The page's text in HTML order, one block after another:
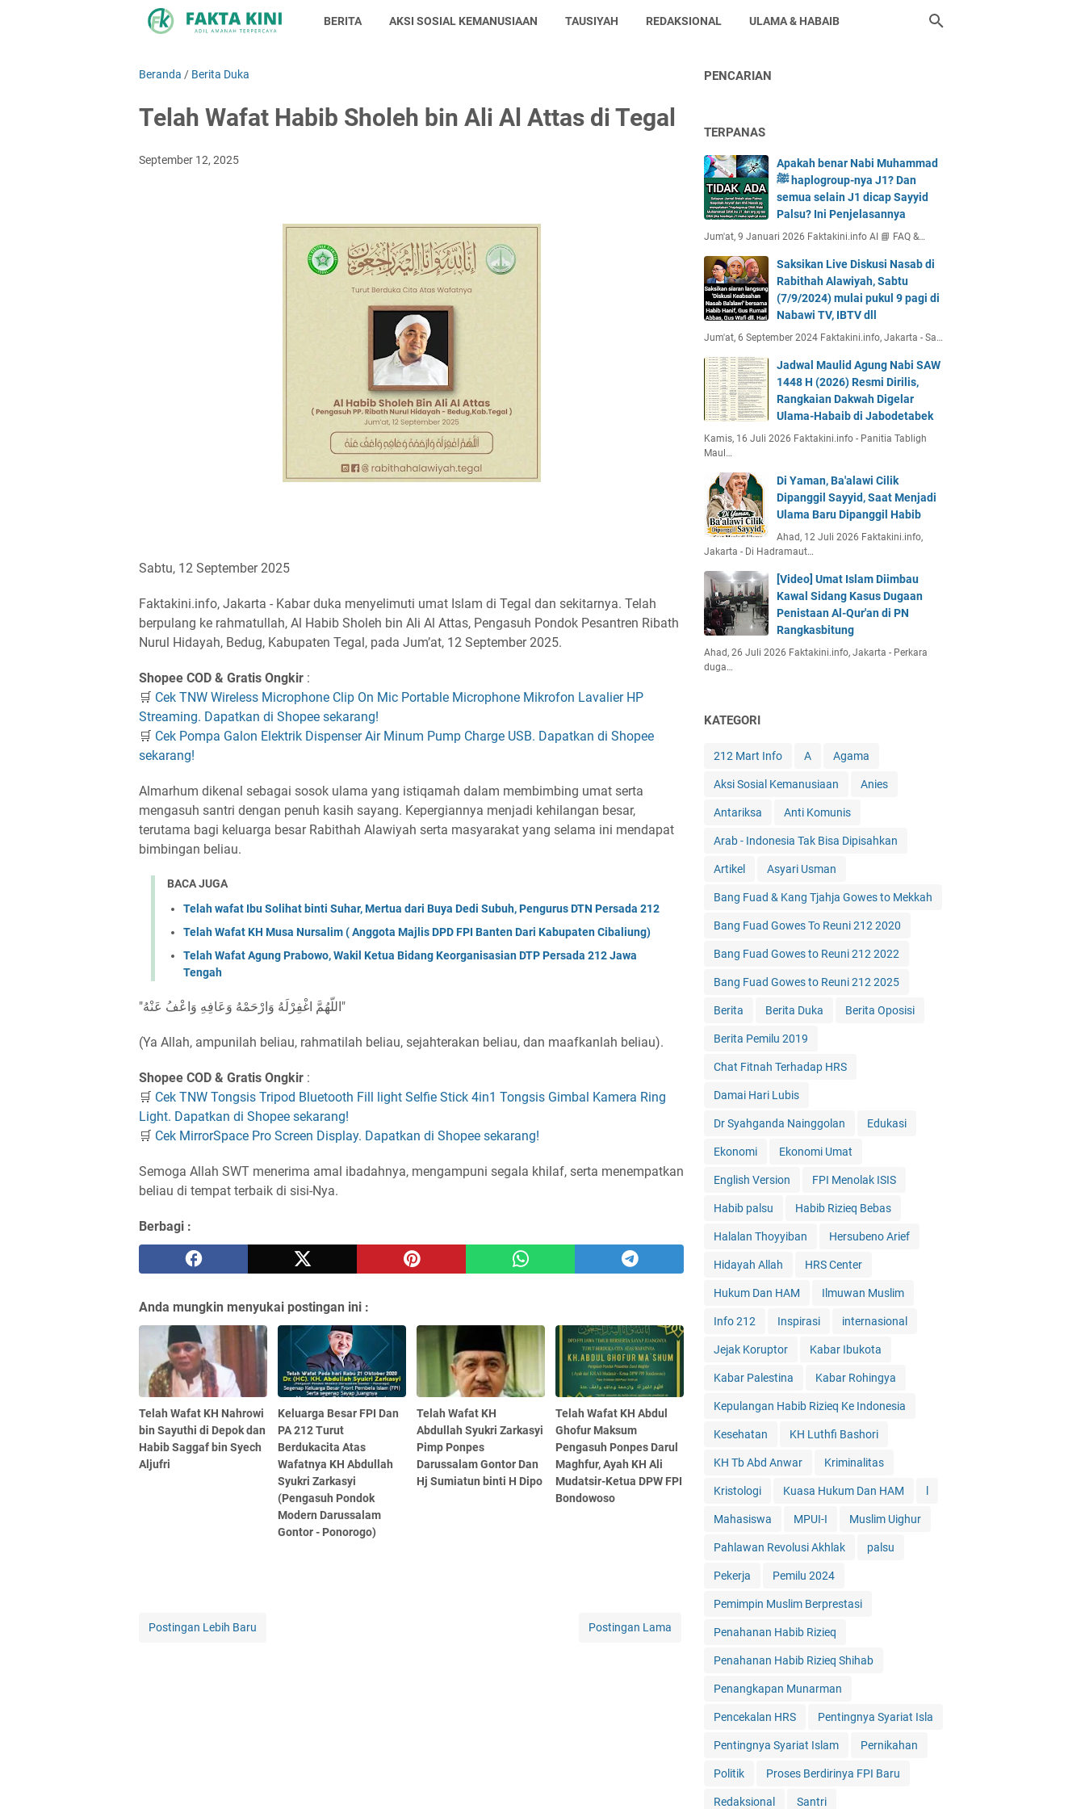
BERITA AKSI SOSIAL KEMANUSIAAN TAUSIYAH REDAKSIONAL ULAMA & HABAIB
Beranda / Berita Duka
Telah Wafat Habib Sholeh bin Ali Al Attas di Tegal
September 12, 2025
Sabtu, 12 September 2025
Faktakini.info, Jakarta - Kabar duka menyelimuti umat Islam di Tegal dan sekitarnya. Telah
berpulang ke rahmatullah, Al Habib Sholeh bin Ali Al Attas, Pengasuh Pondok Pesantren Ribath
Nurul Hidayah, Bedug, Kabupaten Tegal, pada Jum’at, 12 September 2025.
Shopee COD & Gratis Ongkir :
🛒 Cek TNW Wireless Microphone Clip On Mic Portable Microphone Mikrofon Lavalier HP
Streaming. Dapatkan di Shopee sekarang!
🛒 Cek Pompa Galon Elektrik Dispenser Air Minum Pump Charge USB. Dapatkan di Shopee
sekarang!
Almarhum dikenal sebagai sosok ulama yang istiqamah dalam membimbing umat serta
mengasuh santri dengan penuh kasih sayang. Kepergiannya menjadi kehilangan besar,
terutama bagi keluarga besar Rabithah Alawiyah serta masyarakat yang selama ini mendapat
bimbingan beliau.
BACA JUGA
Telah wafat Ibu Solihat binti Suhar, Mertua dari Buya Dedi Subuh, Pengurus DTN Persada 212
Telah Wafat KH Musa Nursalim ( Anggota Majlis DPD FPI Banten Dari Kabupaten Cibaliung)
Telah Wafat Agung Prabowo, Wakil Ketua Bidang Keorganisasian DTP Persada 212 Jawa
Tengah
"اللّهُمَّ اغْفِرْلَهُ وَارْحَمْهُ وَعَافِهِ وَاعْفُ عَنْهُ"
(Ya Allah, ampunilah beliau, rahmatilah beliau, sejahterakan beliau, dan maafkanlah beliau).
Shopee COD & Gratis Ongkir :
🛒 Cek TNW Tongsis Tripod Bluetooth Fill light Selfie Stick 4in1 Tongsis Gimbal Kamera Ring
Light. Dapatkan di Shopee sekarang!
🛒 Cek MirrorSpace Pro Screen Display. Dapatkan di Shopee sekarang!
Semoga Allah SWT menerima amal ibadahnya, mengampuni segala khilaf, serta menempatkan
beliau di tempat terbaik di sisi-Nya.
Berbagi :
Anda mungkin menyukai postingan ini :
Telah Wafat KH Nahrowi
bin Sayuthi di Depok dan
Habib Saggaf bin Syech
Aljufri
Keluarga Besar FPI Dan
PA 212 Turut
Berdukacita Atas
Wafatnya KH Abdullah
Syukri Zarkasyi
(Pengasuh Pondok
Modern Darussalam
Gontor - Ponorogo)
Telah Wafat KH
Abdullah Syukri Zarkasyi
Pimp Ponpes
Darussalam Gontor Dan
Hj Sumiatun binti H Dipo
Telah Wafat KH Abdul
Ghofur Maksum
Pengasuh Ponpes Darul
Maghfur, Ayah KH Ali
Mudatsir-Ketua DPW FPI
Bondowoso
Postingan Lebih Baru Postingan Lama
PENCARIAN
TERPANAS
Apakah benar Nabi Muhammad
ﷺ haplogroup-nya J1? Dan
semua selain J1 dicap Sayyid
Palsu? Ini Penjelasannya
Jum'at, 9 Januari 2026 Faktakini.info AI 📘 FAQ &…
Saksikan Live Diskusi Nasab di
Rabithah Alawiyah, Sabtu
(7/9/2024) mulai pukul 9 pagi di
Nabawi TV, IBTV dll
Jum'at, 6 September 2024 Faktakini.info, Jakarta - Sa…
Jadwal Maulid Agung Nabi SAW
1448 H (2026) Resmi Dirilis,
Rangkaian Dakwah Digelar
Ulama-Habaib di Jabodetabek
Kamis, 16 Juli 2026 Faktakini.info - Panitia Tabligh
Maul…
Di Yaman, Ba'alawi Cilik
Dipanggil Sayyid, Saat Menjadi
Ulama Baru Dipanggil Habib
Ahad, 12 Juli 2026 Faktakini.info,
Jakarta - Di Hadramaut…
[Video] Umat Islam Diimbau
Kawal Sidang Kasus Dugaan
Penistaan Al-Qur'an di PN
Rangkasbitung
Ahad, 26 Juli 2026 Faktakini.info, Jakarta - Perkara
duga…
KATEGORI
212 Mart Info A Agama
Aksi Sosial Kemanusiaan Anies
Antariksa Anti Komunis
Arab - Indonesia Tak Bisa Dipisahkan
Artikel Asyari Usman
Bang Fuad & Kang Tjahja Gowes to Mekkah
Bang Fuad Gowes To Reuni 212 2020
Bang Fuad Gowes to Reuni 212 2022
Bang Fuad Gowes to Reuni 212 2025
Berita Berita Duka Berita Oposisi
Berita Pemilu 2019
Chat Fitnah Terhadap HRS
Damai Hari Lubis
Dr Syahganda Nainggolan Edukasi
Ekonomi Ekonomi Umat
English Version FPI Menolak ISIS
Habib palsu Habib Rizieq Bebas
Halalan Thoyyiban Hersubeno Arief
Hidayah Allah HRS Center
Hukum Dan HAM Ilmuwan Muslim
Info 212 Inspirasi internasional
Jejak Koruptor Kabar Ibukota
Kabar Palestina Kabar Rohingya
Kepulangan Habib Rizieq Ke Indonesia
Kesehatan KH Luthfi Bashori
KH Tb Abd Anwar Kriminalitas
Kristologi Kuasa Hukum Dan HAM
Mahasiswa MPUI-I Muslim Uighur
Pahlawan Revolusi Akhlak palsu
Pekerja Pemilu 2024
Pemimpin Muslim Berprestasi
Penahanan Habib Rizieq
Penahanan Habib Rizieq Shihab
Penangkapan Munarman
Pencekalan HRS Pentingnya Syariat Isla
Pentingnya Syariat Islam Pernikahan
Politik Proses Berdirinya FPI Baru
Redaksional Santri